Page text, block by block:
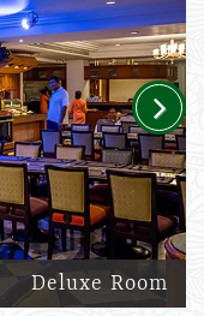
Deluxe Room
Next